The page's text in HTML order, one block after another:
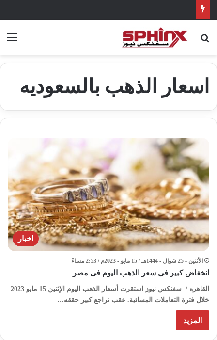
بحث عن
اسعار الذهب بالسعوديه
اخبار
الأثنين - 25 شوال - 1444هـ / 15 مايو - 2023م / 2:53 مساءً
انخفاض كبير فى سعر الذهب اليوم فى مصر
القاهره / سفنكس نيوز استقرت أسعار الذهب اليوم الإثنين 15 مايو 2023
خلال فترة التعاملات المسائية. عقب تراجع كبير حققه…
المزيد